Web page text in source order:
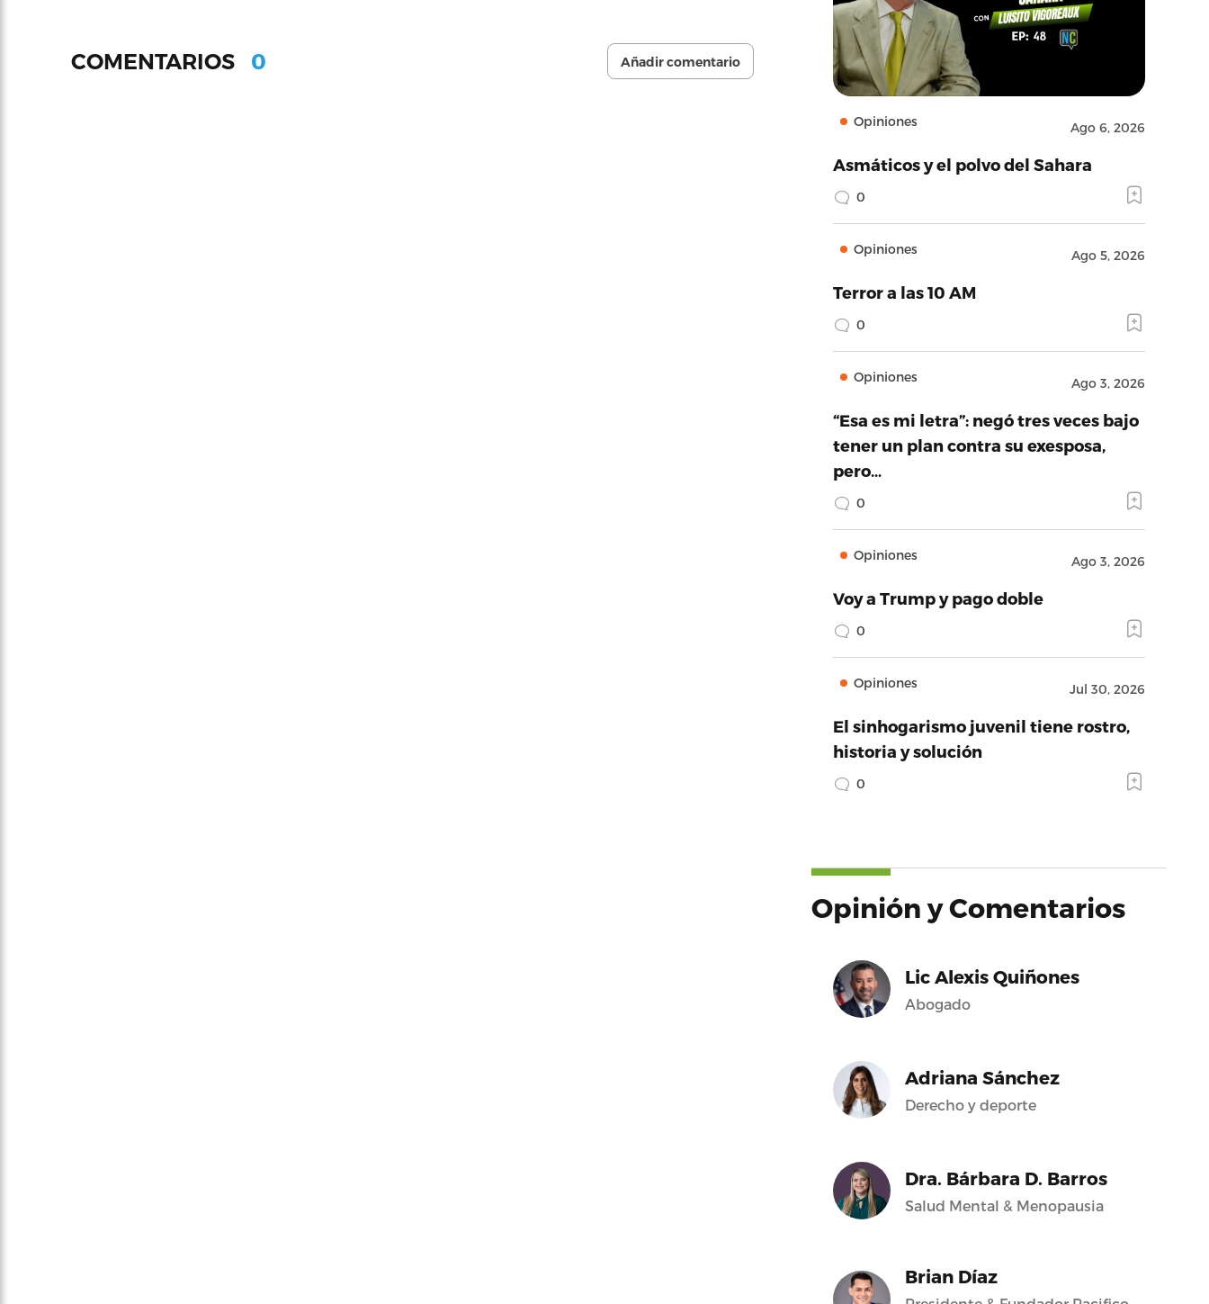
COMENTARIOS 0 Añadir comentario
Opiniones Ago 6, 2026
Asmáticos y el polvo del Sahara
0
Opiniones Ago 5, 2026
Terror a las 10 AM
0
Opiniones Ago 3, 2026
“Esa es mi letra”: negó tres veces bajo
tener un plan contra su exesposa,
pero…
0
Opiniones Ago 3, 2026
Voy a Trump y pago doble
0
Opiniones Jul 30, 2026
El sinhogarismo juvenil tiene rostro,
historia y solución
0
Opinión y Comentarios
Lic Alexis Quiñones
Abogado
Adriana Sánchez
Derecho y deporte
Dra. Bárbara D. Barros
Salud Mental & Menopausia
Brian Díaz